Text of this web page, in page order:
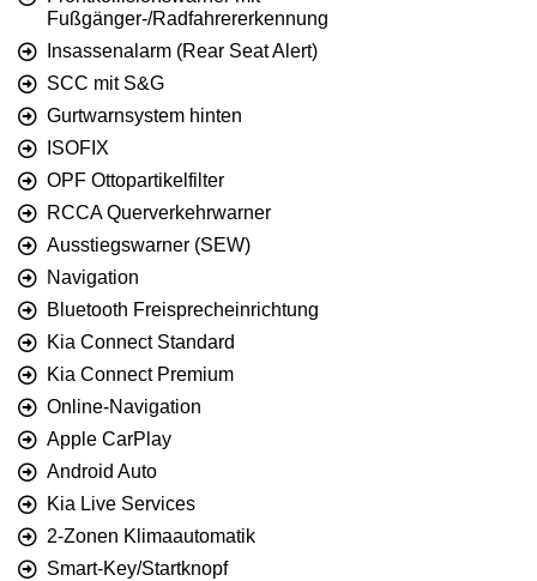
Fußgänger-/Radfahrererkennung
Insassenalarm (Rear Seat Alert)
SCC mit S&G
Gurtwarnsystem hinten
ISOFIX
OPF Ottopartikelfilter
RCCA Querverkehrwarner
Ausstiegswarner (SEW)
Navigation
Bluetooth Freisprecheinrichtung
Kia Connect Standard
Kia Connect Premium
Online-Navigation
Apple CarPlay
Android Auto
Kia Live Services
2-Zonen Klimaautomatik
Smart-Key/Startknopf